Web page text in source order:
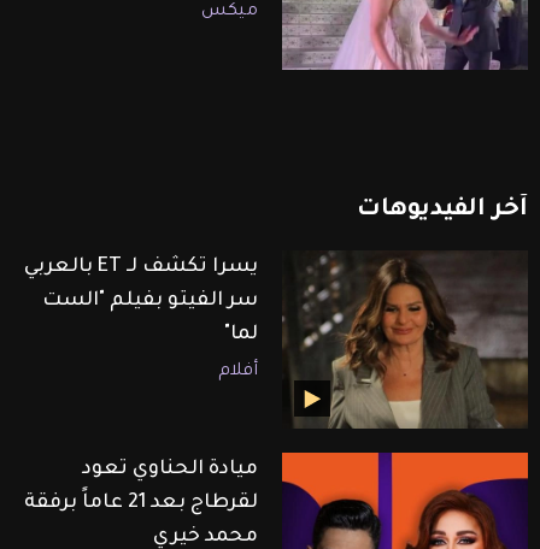
ميكس
آخر الفيديوهات
يسرا تكشف لـ ET بالعربي
سر الفيتو بفيلم "الست
لما"
أفلام
ميادة الحناوي تعود
لقرطاج بعد 21 عاماً برفقة
محمد خيري